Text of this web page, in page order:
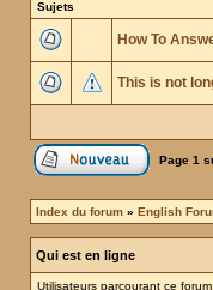
Sujets
How To
This is not
Page 1
Index du forum » English
Qui est en ligne
Utilisateurs parcourant ce